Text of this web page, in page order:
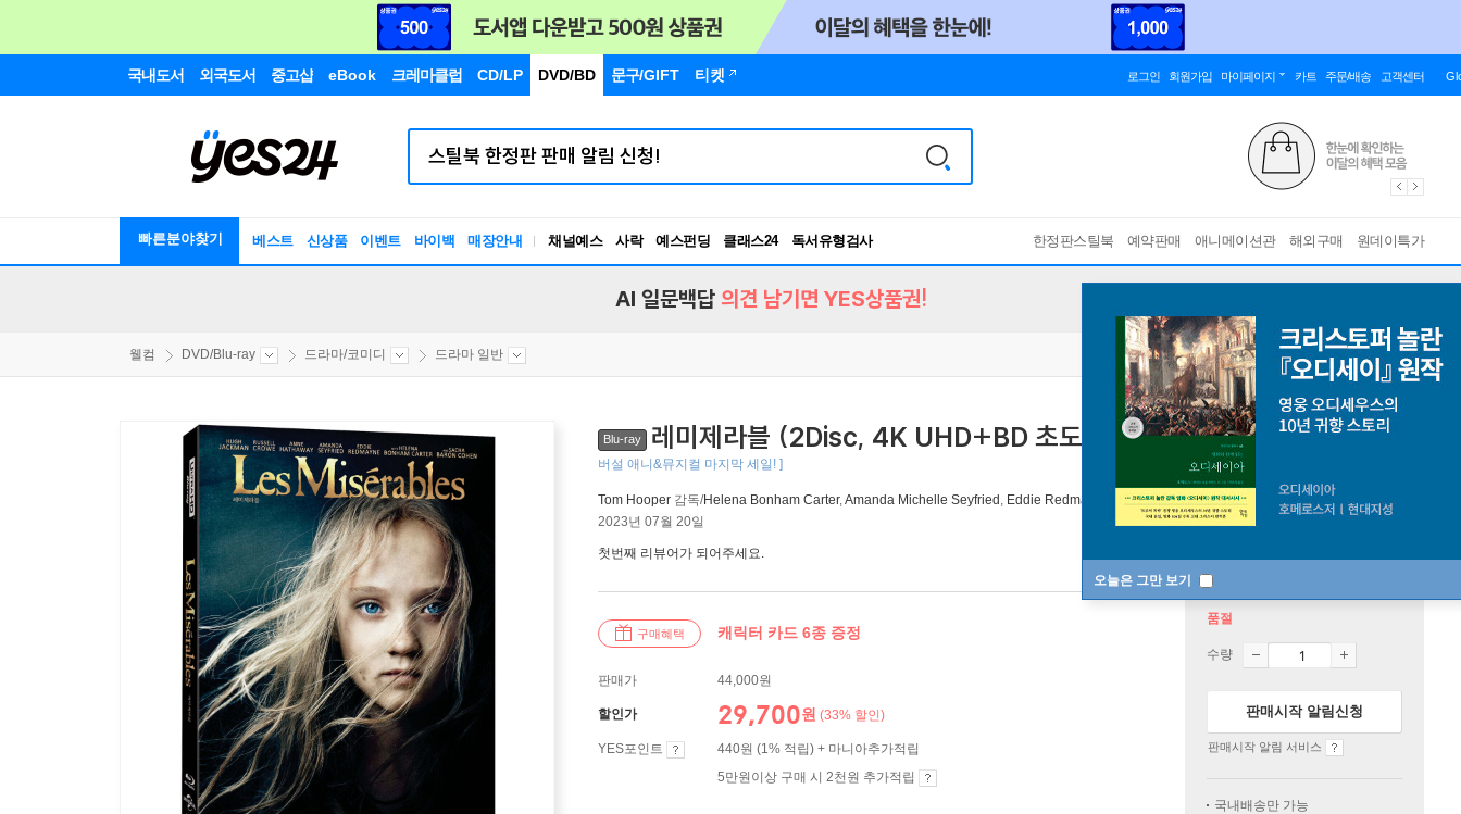
국내도서 외국도서 중고샵 eBook 크레마클럽 CD/LP DVD/BD 문구/GIFT 티켓 로그인 회원가입 마이페이지 카트 주문/배송 고객센터
빠른분야찾기 베스트 신상품 이벤트 바이백 매장안내 채널예스 사락 예스펀딩 클래스24
독서유형검사
RBTI Lab
한정판스틸북 예약판매 애니메이션관 해외구매 원데이특가
오늘은 그만 보기
AI 일문백답 의견 남기면 YES상품권!
웰컴 DVD/Blu-ray 드라마/코미디 드라마 일반
Blu-ray 레미제라블 (2Disc, 4K UHD+BD 초도한정 슬립케이스) : 블루레이 [ 유니
버설 애니&뮤지컬 마지막 세일! ]
Tom Hooper 감독/Helena Bonham Carter,Amanda Michelle Seyfried , Eddie Redmayne Russell Crowe출연 외 2명
유니버셜
2023년 07월 20일
첫번째 리뷰어가 되어주세요.
구매혜택 캐릭터 카드 6종 증정
판매가 44,000원
할인가 29,700원 (33% 할인)
YES포인트
440원 (1% 적립) + 마니아추가적립
5만원이상 구매 시 2천원 추가적립
품절
수량
판매시작 알림신청
판매시작 알림 서비스
국내배송만 가능